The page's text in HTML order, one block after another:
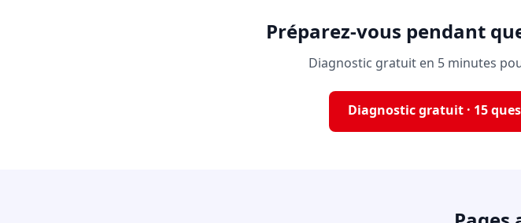
Préparez-vous pendant
Diagnostic gratuit en 5 minutes
Diagnostic gratuit · 15